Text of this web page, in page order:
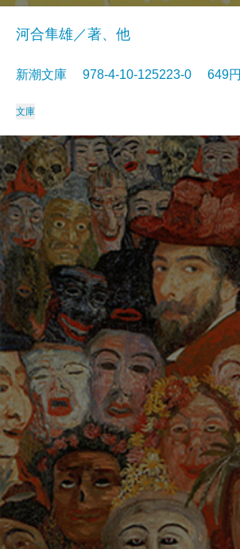
河合隼雄／著、他
新潮文庫 978-4-10-125223-0 649
文庫